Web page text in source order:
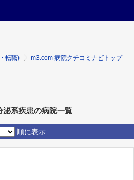
転職)
m3.com 病院クチコミナビトップ
泌系疾患の病院一覧
順に表示